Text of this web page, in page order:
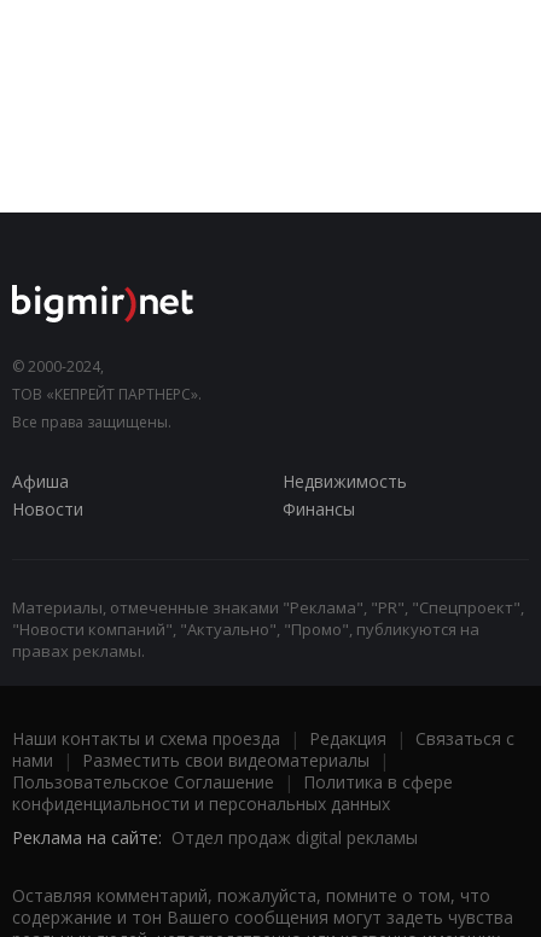
© 2000-2024,
ТОВ «КЕПРЕЙТ ПАРТНЕРС».
Все права защищены.
Афиша
Недвижимость
Новости
Финансы
Материалы, отмеченные знаками "Реклама", "PR", "Спецпроект",
"Новости компаний", "Актуально", "Промо", публикуются на
правах рекламы.
Наши контакты и схема проезда | Редакция | Связаться с
нами | Разместить свои видеоматериалы |
Пользовательское Соглашение |
Политика в сфере
конфиденциальности и персональных данных
Реклама на сайте: Отдел продаж digital рекламы
Оставляя комментарий, пожалуйста, помните о том, что
содержание и тон Вашего сообщения могут задеть чувства